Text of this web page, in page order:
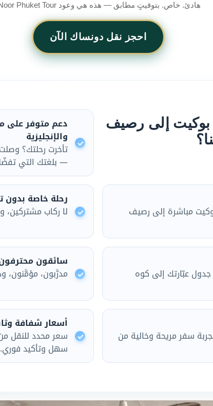
هادئ. خاص. بتوقيتٍ مطابق — هذه هي وعود Noor Phuket Tour.
احجز نقل دونساك الآن
بوكيت إلى رصيف
دعم متوفر على
والإنجليزية
تأخرت رحلتك؟
— بلغتك التي
مباشرة إلى رصيف
رحلة خاصة
لا ركاب
عبّارتك إلى كوه
سائقون
مدرَّبون، مؤمَّنون،
سفر مريحة وخالية من
أسعار شفافة
سعر محدد للنقل
سهل وتأكيد فوري.